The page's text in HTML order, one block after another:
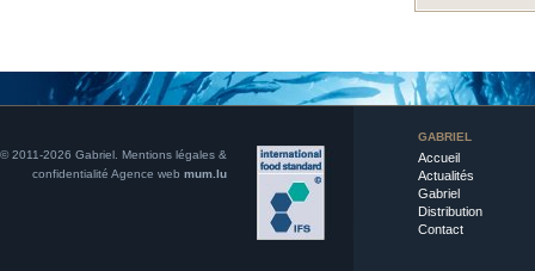
© 2011-2026 Gabriel. Mentions légales &
confidentialité Agence web mum.lu
GABRIEL
Accueil
Actualités
Gabriel
Distribution
Contact